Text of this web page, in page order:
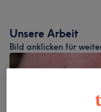
Unsere Arbeit
Bild anklicken für